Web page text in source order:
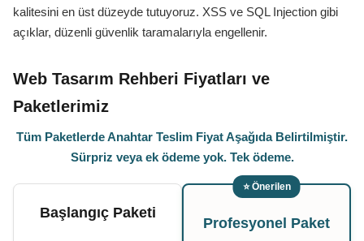
kalitesini en üst düzeyde tutuyoruz. XSS ve SQL Injection gibi
açıklar, düzenli güvenlik taramalarıyla engellenir.
Web Tasarım Rehberi Fiyatları ve
Paketlerimiz
Tüm Paketlerde Anahtar Teslim Fiyat Aşağıda Belirtilmiştir.
Sürpriz veya ek ödeme yok. Tek ödeme.
Başlangıç Paketi
⭐ Önerilen
Profesyonel Paket